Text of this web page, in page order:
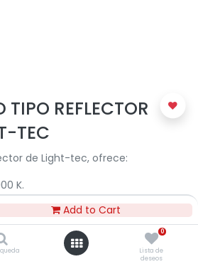
Add to Cart
0
Lista de
deseos
TIPO REFLECTOR
TEC
de Light-tec, ofrece:
K.
? 5,000 lm.
vida aproximadamente.
IP65.
en parques, jardínes, bodegas, áreas
túneles, vallas publicitarias,